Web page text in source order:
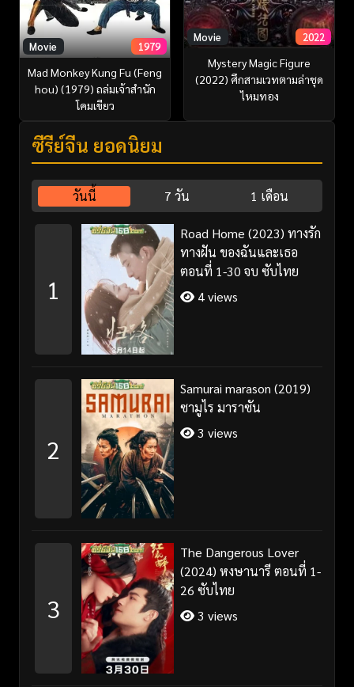
Movie 1979
Mad Monkey Kung Fu (Feng
hou) (1979) ถล่มเจ้าสำนัก
โคมเขียว
Movie 2022
Mystery Magic Figure
(2022) ศึกสามเวทตามล่าชุด
ไหมทอง
ซีรี่ย์จีน ยอดนิยม
วันนี้ 7 วัน 1 เดือน
1
Road Home (2023) ทางรัก
ทางฝัน ของฉันและเธอ
ตอนที่ 1-30 จบ ซับไทย
4 views
2
Samurai marason (2019)
ซามูไร มาราซัน
3 views
3
The Dangerous Lover
(2024) หงษานารี ตอนที่ 1-
26 ซับไทย
3 views